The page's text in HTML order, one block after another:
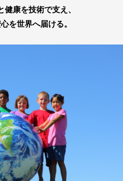
健康を技術で支え、
を世界へ届ける。